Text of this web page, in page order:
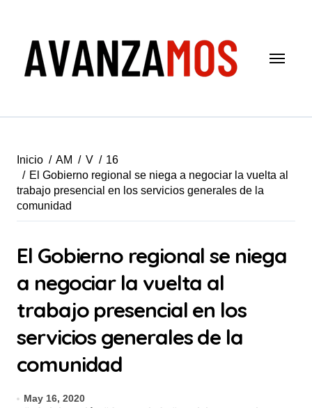
Inicio AM V
16
El Gobierno regional se niega a negociar la vuelta al
trabajo presencial en los servicios generales de la
comunidad
El Gobierno regional se niega
a negociar la vuelta al
trabajo presencial en los
servicios generales de la
comunidad
May 16, 2020